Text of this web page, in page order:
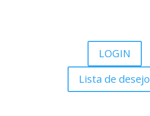
LOGIN
Lista de desejo